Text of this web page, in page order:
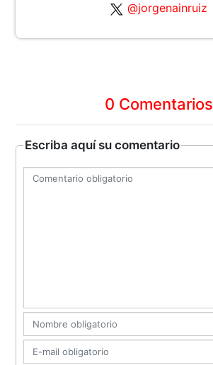
@jorgenainruiz
0 Comentarios
Escriba aquí su comentario